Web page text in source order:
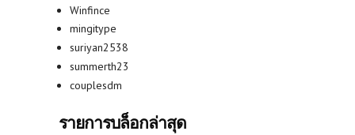
Winfince
mingitype
suriyan2538
summerth23
couplesdm
รายการบล็อกล่าสุด